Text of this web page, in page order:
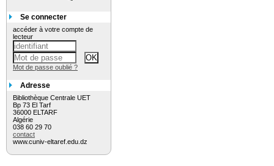
Se connecter
accéder à votre compte de
lecteur
Mot de passe oublié ?
Adresse
Bibliothèque Centrale UET
Bp 73 El Tarf
36000 ELTARF
Algérie
038 60 29 70
contact
www.cuniv-eltaref.edu.dz